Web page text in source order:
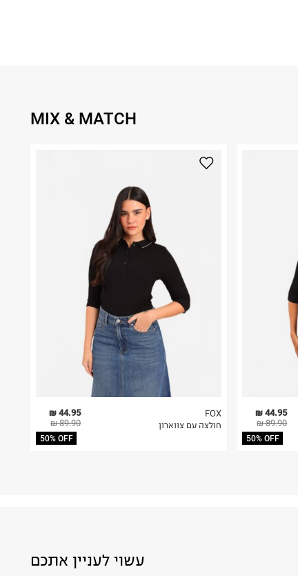
MIX & MATCH
44.95 ₪
89.90 ₪
50% OFF
FOX
חולצה עם צווארון
44.95 ₪
89.90 ₪
50% OFF
עשוי לעניין אתכם